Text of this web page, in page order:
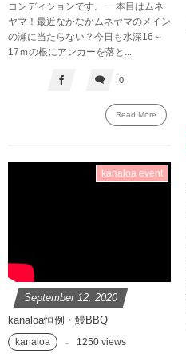
コンディションです。 一本目はムネ
ヤマ！最近なかなかムネヤマのメイン
の瀬に当たらない？今日も水深16～
17ｍの根にアンカーを落と...
0
Read More
kanaloa event
September 12,2020
kanaloa恒例・鰻BBQ
kanaloa 1250 views